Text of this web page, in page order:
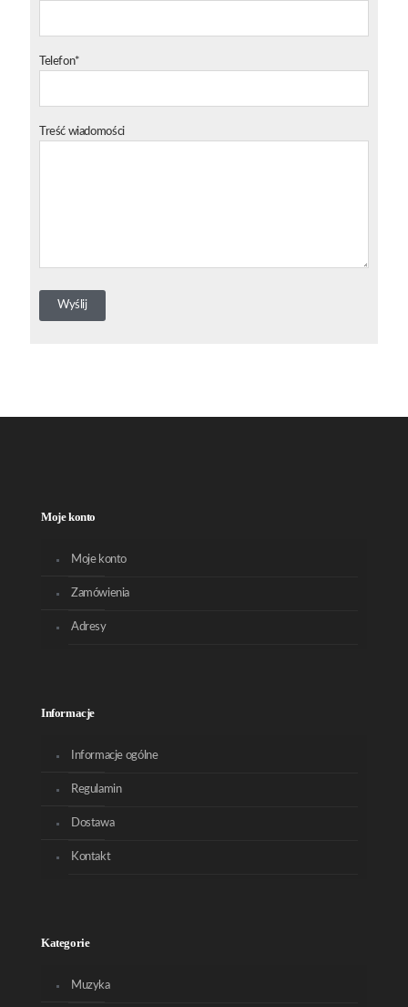
Telefon*
Treść wiadomości
Moje konto
Moje konto
Zamówienia
Adresy
Informacje
Informacje ogólne
Regulamin
Dostawa
Kontakt
Kategorie
Muzyka